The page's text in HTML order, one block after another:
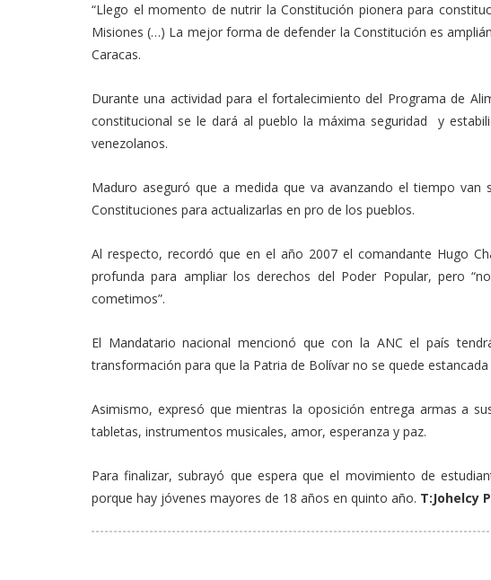
“Llego el momento de nutrir la Constitución pionera para
Misiones (…) La mejor forma de defender la Constitución es
Caracas.
Durante una actividad para el fortalecimiento del Programa de
constitucional se le dará al pueblo la máxima seguridad y
venezolanos.
Maduro aseguró que a medida que va avanzando el tiempo
Constituciones para actualizarlas en pro de los pueblos.
Al respecto, recordó que en el año 2007 el comandante Hugo
profunda para ampliar los derechos del Poder Popular, pero
cometimos”.
El Mandatario nacional mencionó que con la ANC el país
transformación para que la Patria de Bolívar no se quede
Asimismo, expresó que mientras la oposición entrega armas a
tabletas, instrumentos musicales, amor, esperanza y paz.
Para finalizar, subrayó que espera que el movimiento de
porque hay jóvenes mayores de 18 años en quinto año. T:Johelcy